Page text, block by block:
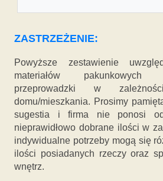
ZASTRZEŻENIE:
Powyższe zestawienie
materiałów
przeprowadzki w
domu/mieszkania. Prosimy
sugestia i firma nie ponosi
nieprawidłowo dobrane ilości w
indywidualne potrzeby mogą się
ilości posiadanych rzeczy oraz
wnętrz.